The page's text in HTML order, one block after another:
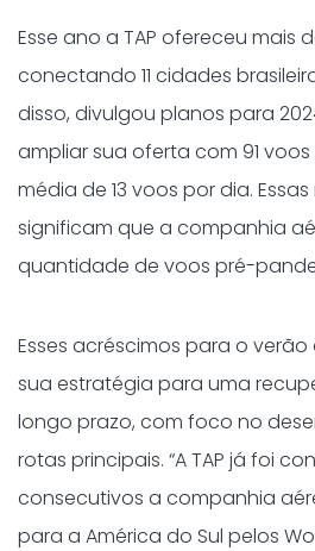
Esse ano a TAP ofereceu mais
conectando 11 cidades
disso, divulgou planos para
ampliar sua oferta com 91
média de 13 voos por dia.
significam que a companhia
quantidade de voos pré-
Esses acréscimos para o
sua estratégia para uma
longo prazo, com foco no
rotas principais. “A TAP já foi
consecutivos a companhia
para a América do Sul pelos